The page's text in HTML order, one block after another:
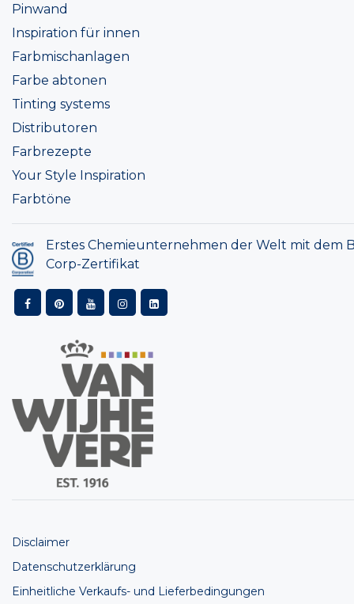
Pinwand
Inspiration für innen
Farbmischanlagen
Farbe abtonen
Tinting systems
Distributoren
Farbrezepte
Your Style Inspiration
Farbtöne
Erstes Chemieunternehmen der Welt mit dem
Corp-Zertifikat
Disclaimer
Datenschutzerklärung
Einheitliche Verkaufs- und Lieferbedingungen